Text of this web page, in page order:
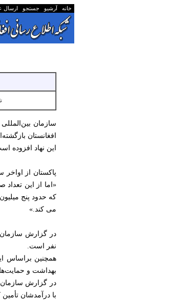
خانه آرشیو جستجو
افغانستان
این نهاد افزوده
«اما از این تعداد
که حدود پنج
می کند.»
نفر است.
بهداشت و
با درآمدشان تأمین کنند و ۹۵ درصد نیز هیچ دارایی یا ملک تولیدی برای حمایت